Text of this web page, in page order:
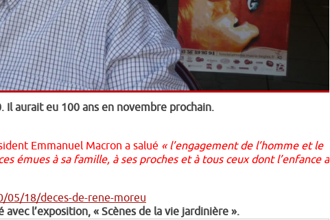
aurait eu 100 ans en novembre prochain.
Emmanuel Macron a salué « l’engagement de l’homme et le
émues à sa famille, à ses proches et à tous ceux dont l’enfance a
05/18/deces-de-rene-moreu
l’exposition, « Scènes de la vie jardinière ».